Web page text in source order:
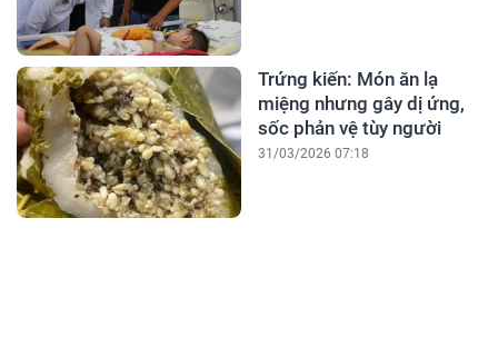
Trứng kiến: Món ăn lạ
miệng nhưng gây dị ứng,
sốc phản vệ tùy người
31/03/2026 07:18